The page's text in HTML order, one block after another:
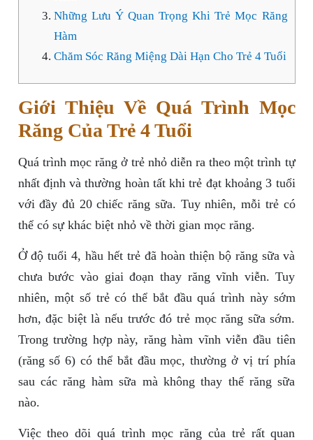
Những Lưu Ý Quan Trọng Khi Trẻ Mọc Răng
Hàm
Chăm Sóc Răng Miệng Dài Hạn Cho Trẻ 4 Tuổi
Giới Thiệu Về Quá Trình Mọc
Răng Của Trẻ 4 Tuổi
Quá trình mọc răng ở trẻ nhỏ diễn ra theo một trình tự
nhất định và thường hoàn tất khi trẻ đạt khoảng 3 tuổi
với đầy đủ 20 chiếc răng sữa. Tuy nhiên, mỗi trẻ có
thể có sự khác biệt nhỏ về thời gian mọc răng.
Ở độ tuổi 4, hầu hết trẻ đã hoàn thiện bộ răng sữa và
chưa bước vào giai đoạn thay răng vĩnh viễn. Tuy
nhiên, một số trẻ có thể bắt đầu quá trình này sớm
hơn, đặc biệt là nếu trước đó trẻ mọc răng sữa sớm.
Trong trường hợp này, răng hàm vĩnh viễn đầu tiên
(răng số 6) có thể bắt đầu mọc, thường ở vị trí phía
sau các răng hàm sữa mà không thay thế răng sữa
nào.
Việc theo dõi quá trình mọc răng của trẻ rất quan